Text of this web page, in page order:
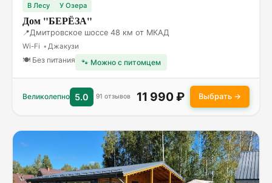
В Лесу У Озера
Дом "БЕРЁЗА"
Дмитровское шоссе 48 км от МКАД
Wi-Fi Джакузи
🍽 Без питания 🐾 Можно с питомцем
Великолепно 5.0 91 отзывов 11 990 ₽ Выбрать →